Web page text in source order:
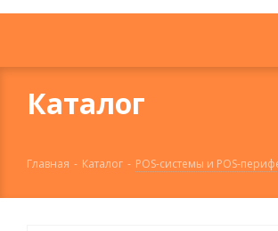
Каталог
Главная - Каталог - POS-системы и POS-